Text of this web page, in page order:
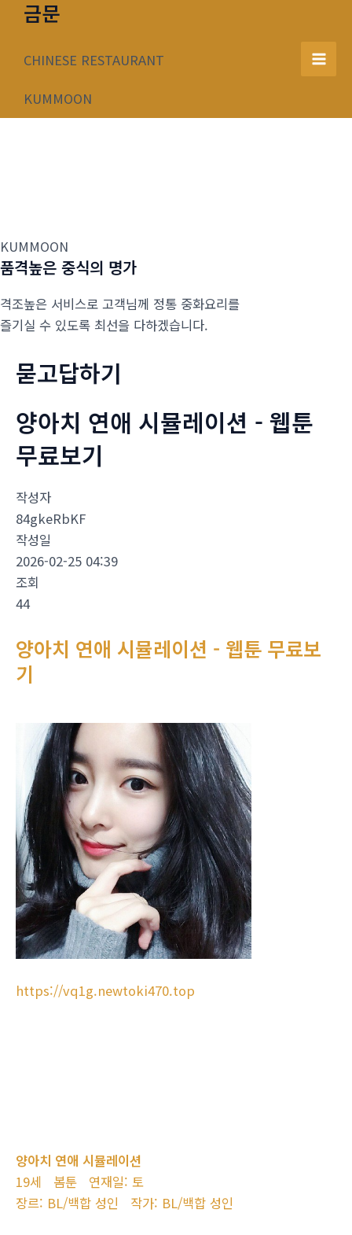
너
금문
CHINESE RESTAURANT
KUMMOON
Main
KUMMOON
품격높은 중식의 명가
격조높은 서비스로 고객님께 정통 중화요리를
즐기실 수 있도록 최선을 다하겠습니다.
묻고답하기
양아치 연애 시뮬레이션 - 웹툰
무료보기
작성자
84gkeRbKF
작성일
2026-02-25 04:39
조회
44
양아치 연애 시뮬레이션 - 웹툰 무료보
기
https://vq1g.newtoki470.top
양아치 연애 시뮬레이션
19세 봄툰 연재일: 토
장르: BL/백합 성인 작가: BL/백합 성인